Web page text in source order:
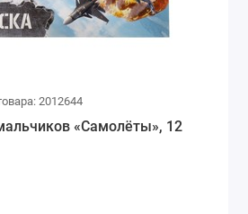
2012644
«Самолёты», 12